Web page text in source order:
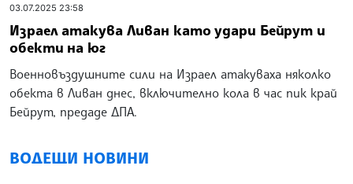
03.07.2025 23:58
Израел атакува Ливан като удари Бейрут и
обекти на юг
Военновъздушните сили на Израел атакуваха няколко
обекта в Ливан днес, включително кола в час пик край
Бейрут, предаде ДПА.
ВОДЕЩИ НОВИНИ